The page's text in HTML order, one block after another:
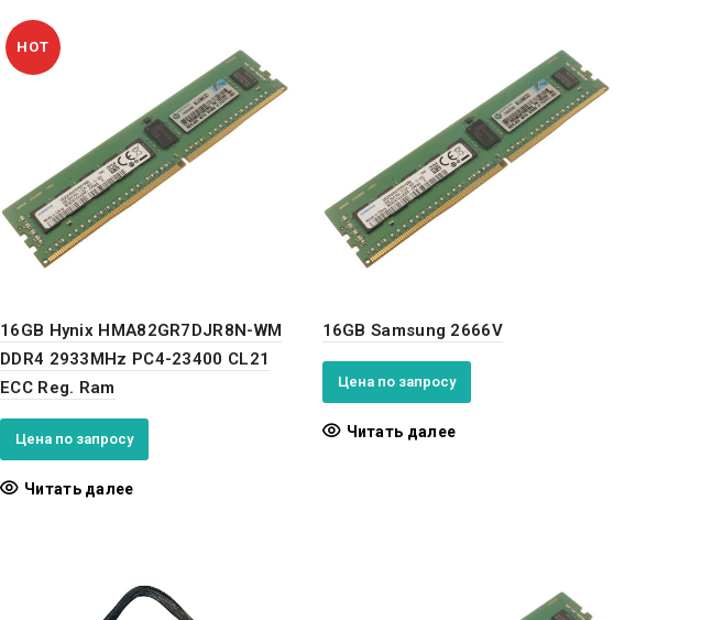
HOT
16GB Hynix HMA82GR7DJR8N-WM
DDR4 2933MHz PC4-23400 CL21
ECC Reg. Ram
Цена по запросу
Читать далее
16GB Samsung 2666V
Цена по запросу
Читать далее